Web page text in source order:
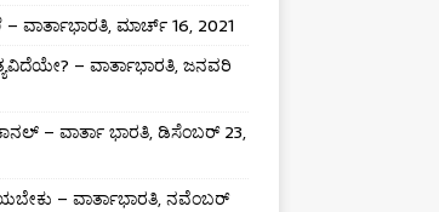
ವಾರ್ತಾಭಾರತಿ, ಮಾರ್ಚ್ 16, 2021
– ವಾರ್ತಾಭಾರತಿ, ಜನವರಿ
– ವಾರ್ತಾ ಭಾರತಿ, ಡಿಸೆಂಬರ್ 23,
– ವಾರ್ತಾಭಾರತಿ, ನವೆಂಬರ್